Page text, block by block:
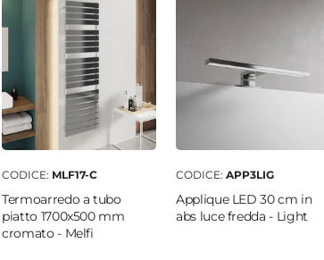
CODICE: MLF17-C
Termoarredo a tubo
piatto 1700x500 mm
cromato - Melfi
CODICE: APP3LIG
Applique LED 30 cm in
abs luce fredda - Light